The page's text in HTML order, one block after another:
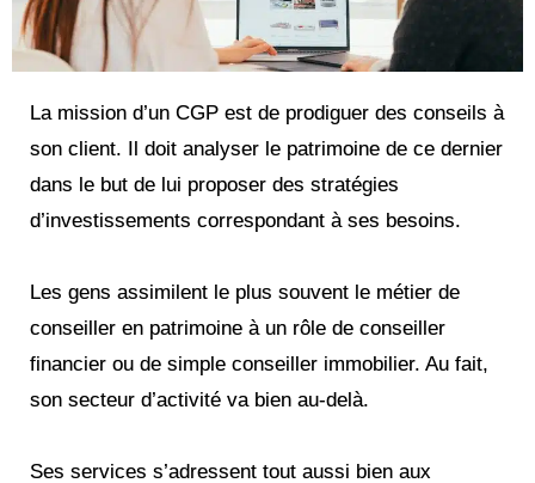
La mission d’un CGP est de prodiguer des conseils à
son client. Il doit analyser le patrimoine de ce dernier
dans le but de lui proposer des stratégies
d’investissements correspondant à ses besoins.
Les gens assimilent le plus souvent le métier de
conseiller en patrimoine à un rôle de conseiller
financier ou de simple conseiller immobilier. Au fait,
son secteur d’activité va bien au-delà.
Ses services s’adressent tout aussi bien aux